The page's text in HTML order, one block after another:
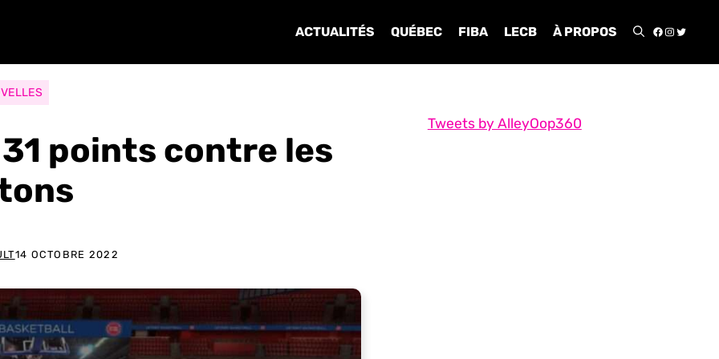
ACTUALITÉS QUÉBEC FIBA LECB À PROPOS
points contre les
14 OCTOBRE 2022
Tweets by AlleyOop360